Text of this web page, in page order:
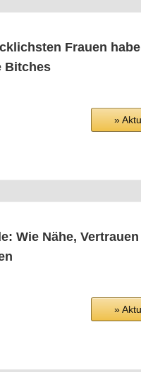
Frau­en
Bitches
»
Wie Nähe,
»